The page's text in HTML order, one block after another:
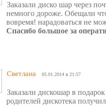
Заказали диско шар через
немного дороже. Обещали
вовремя! нарадоваться не
Спасибо большое за
Светлана 05.01.2014 в 21:57
Заказали дискошар в
родителей дискотека